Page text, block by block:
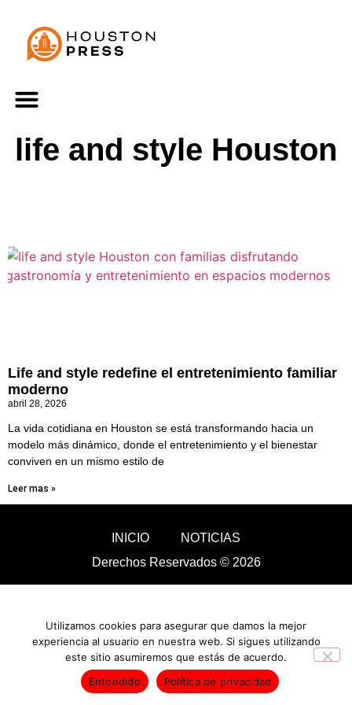
life and style Houston
Life and style redefine el entretenimiento familiar
moderno
abril 28, 2026
La vida cotidiana en Houston se está transformando hacia un
modelo más dinámico, donde el entretenimiento y el bienestar
conviven en un mismo estilo de
Leer mas »
INICIO
NOTICIAS
Derechos Reservados © 2026
Utilizamos cookies para asegurar que damos la mejor
experiencia al usuario en nuestra web. Si sigues utilizando
este sitio asumiremos que estás de acuerdo.
Entendido
Política de privacidad